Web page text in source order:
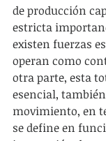
de producción
estricta
existen fuerzas
operan como
otra parte, esta
esencial,
movimiento, en
se define en